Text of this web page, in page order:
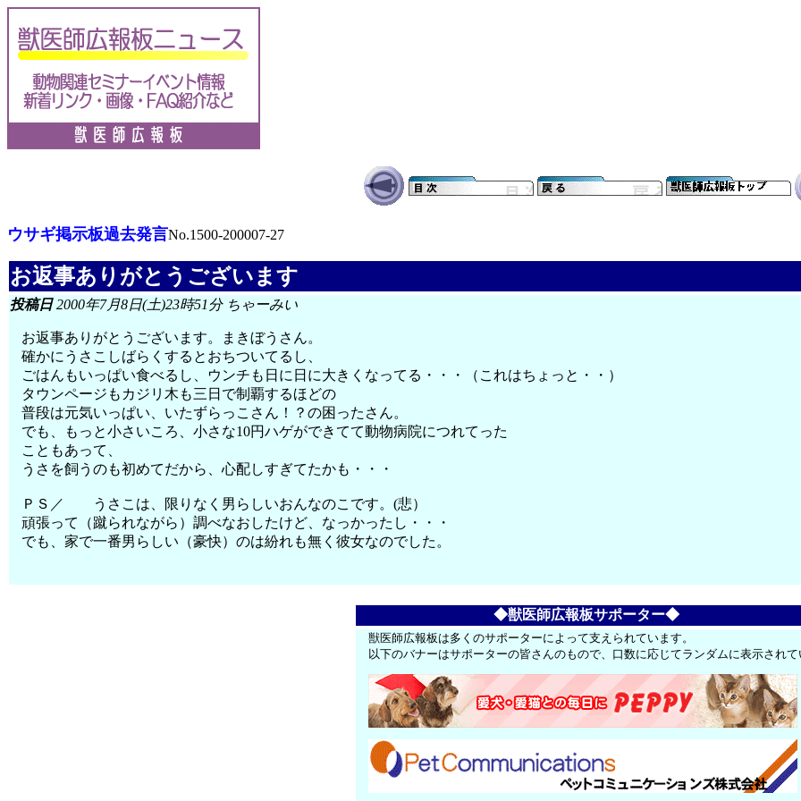
ウサギ掲示板過去発言No.1500-200007-27
お返事ありがとうございます
投稿日2000年7月8日(土)23時51分 ちゃーみい
お返事ありがとうございます。まきぼうさん。
確かにうさこしばらくするとおちついてるし、
ごはんもいっぱい食べるし、ウンチも日に日に大きくなってる・・・（これはちょっと・・）
タウンページもカジリ木も三日で制覇するほどの
普段は元気いっぱい、いたずらっこさん！？の困ったさん。
でも、もっと小さいころ、小さな10円ハゲができてて動物病院につれてった
こともあって、
うさを飼うのも初めてだから、心配しすぎてたかも・・・
ＰＳ／ うさこは、限りなく男らしいおんなのこです。(悲）
頑張って（蹴られながら）調べなおしたけど、なっかったし・・・
でも、家で一番男らしい（豪快）のは紛れも無く彼女なのでした。
◆獣医師広報板サポーター◆
獣医師広報板は多くのサポーターによって支えられています。
以下のバナーはサポーターの皆さんのもので、口数に応じてランダムに表示され